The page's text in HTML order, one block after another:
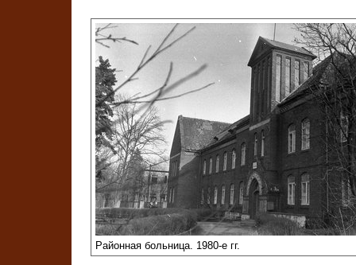
Районная больница. 1980-е гг.